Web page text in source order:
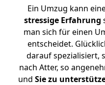
Ein Umzug kann
stressige Erfahrung
man sich für einen
entscheidet.
darauf spezialisiert,
nach Atter, so
und Sie zu